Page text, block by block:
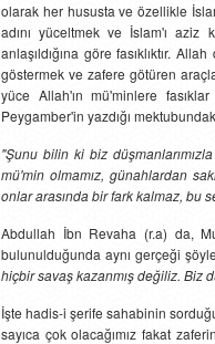
olarak her hususta ve özellikle
adını yüceltmek ve İslam'ı aziz
anlaşıldığına göre fasıklıktır.
göstermek ve zafere götüren
yüce Allah'ın mü'minlere
Peygamber'in yazdığı
"Şunu bilin ki biz
mü'min olmamız, günahlardan
onlar arasında bir fark kalmaz, bu
Abdullah İbn Revaha (r.a) da,
bulunulduğunda aynı gerçeği
hiçbir savaş kazanmış değiliz. Biz
İşte hadis-i şerife sahabinin
sayıca çok olacağımız fakat